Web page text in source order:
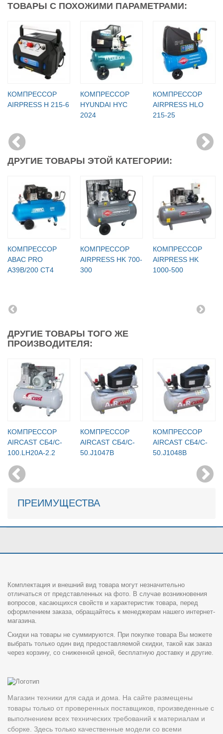
ТОВАРЫ С ПОХОЖИМИ ПАРАМЕТРАМИ:
КОМПРЕССОР
AIRPRESS H 215-6
КОМПРЕССОР
HYUNDAI HYC
2024
КОМПРЕССОР
AIRPRESS HLO
215-25
ДРУГИЕ ТОВАРЫ ЭТОЙ КАТЕГОРИИ:
КОМПРЕССОР
ABAC PRO
A39B/200 CT4
КОМПРЕССОР
AIRPRESS HK 700-
300
КОМПРЕССОР
AIRPRESS HK
1000-500
ДРУГИЕ ТОВАРЫ ТОГО ЖЕ
ПРОИЗВОДИТЕЛЯ:
КОМПРЕССОР
AIRCAST CБ4/C-
100.LH20A-2.2
КОМПРЕССОР
AIRCAST CБ4/C-
50.J1047B
КОМПРЕССОР
AIRCAST CБ4/C-
50.J1048B
ПРЕИМУЩЕСТВА
Комплектация и внешний вид товара могут незначительно
отличаться от представленных на фото. В случае возникновения
вопросов, касающихся свойств и характеристик товара, перед
оформлением заказа, обращайтесь к менеджерам нашего интернет-
магазина.
Скидки на товары не суммируются. При покупке товара Вы можете
выбрать только один вид предоставляемой скидки, такой как заказ
через корзину, со сниженной ценой, бесплатную доставку и другие.
Магазин техники для сада и дома. На сайте размещены
товары только от проверенных поставщиков, произведенные с
выполнением всех технических требований к материалам и
сборке. Здесь только качественные модели со всеми